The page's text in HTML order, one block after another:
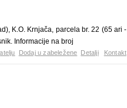
K.O. Krnjača, parcela br. 22 (65 ari -
Informacije na broj
Dodaj u zabeležene Detalji Kontakt